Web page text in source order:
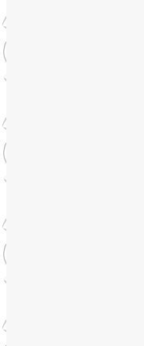
Йогатерапия в
Перейти к
Практики для